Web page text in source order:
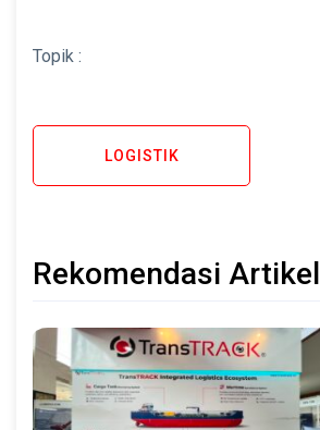
Topik :
LOGISTIK
Rekomendasi Artikel